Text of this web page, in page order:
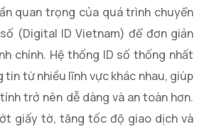
quan trọng của quá trình chuyển
(Digital ID Vietnam) để đơn giản
chính. Hệ thống ID số thống nhất
tin từ nhiều lĩnh vực khác nhau, giúp
trở nên dễ dàng và an toàn hơn.
giấy tờ, tăng tốc độ giao dịch và